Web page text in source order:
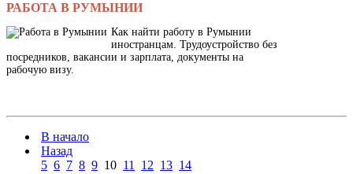
РАБОТА В РУМЫНИИ
Как найти работу в Румынии
иностранцам. Трудоустройство без
посредников, вакансии и зарплата, документы на
рабочую визу.
В начало
Назад
5 6 7 8 9 10 11 12 13 14